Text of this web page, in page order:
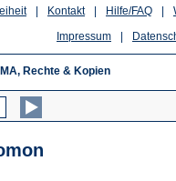
Hilfe/FAQ
Kontakt
Impressum
Rechte & Kopien